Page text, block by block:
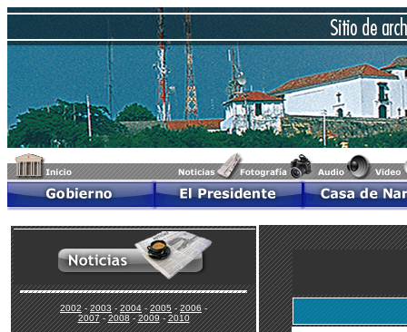
2002-2003-2004-2005-2006-
2007-2008-2009-2010